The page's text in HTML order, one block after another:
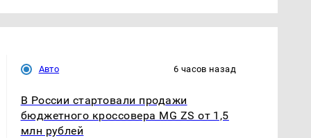
Авто 6 часов назад
В России стартовали продажи
бюджетного кроссовера MG ZS от 1,5
млн рублей